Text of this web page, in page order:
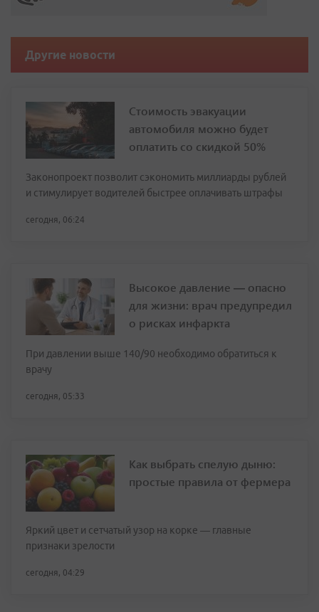
Другие новости
Стоимость эвакуации
автомобиля можно будет
оплатить со скидкой 50%
Законопроект позволит сэкономить миллиарды рублей
и стимулирует водителей быстрее оплачивать штрафы
сегодня, 06:24
Высокое давление — опасно
для жизни: врач предупредил
о рисках инфаркта
При давлении выше 140/90 необходимо обратиться к
врачу
сегодня, 05:33
Как выбрать спелую дыню:
простые правила от фермера
Яркий цвет и сетчатый узор на корке — главные
признаки зрелости
сегодня, 04:29